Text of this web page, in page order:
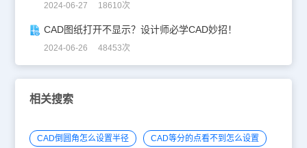
2024-06-27 18610次
CAD图纸打开不显示？设计师必学CAD妙招！
2024-06-26 48453次
相关搜索
CAD倒圆角怎么设置半径 CAD等分的点看不到怎么设置